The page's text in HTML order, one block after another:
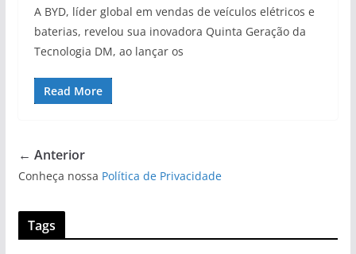
A BYD, líder global em vendas de veículos elétricos e
baterias, revelou sua inovadora Quinta Geração da
Tecnologia DM, ao lançar os
Read More
← Anterior
Conheça nossa Política de Privacidade
Tags